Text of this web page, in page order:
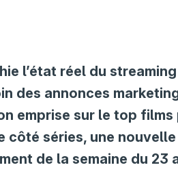
l’état réel du
des annonces
emprise sur le top films
côté séries, une
de la semaine du 23